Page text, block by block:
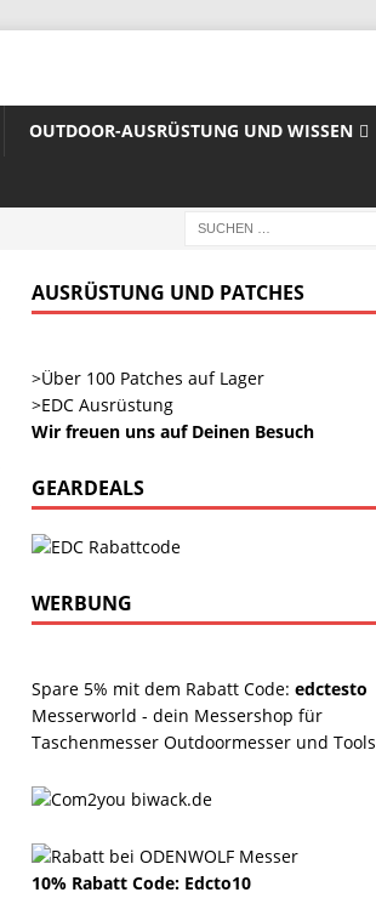
OUTDOOR-AUSRÜSTUNG UND WISSEN
AUSRÜSTUNG UND PATCHES
>Über 100 Patches auf Lager
>EDC Ausrüstung
Wir freuen uns auf Deinen Besuch
GEARDEALS
WERBUNG
Spare 5% mit dem Rabatt Code: edctesto
Messerworld - dein Messershop für
Taschenmesser Outdoormesser und Tools
10% Rabatt Code: Edcto10